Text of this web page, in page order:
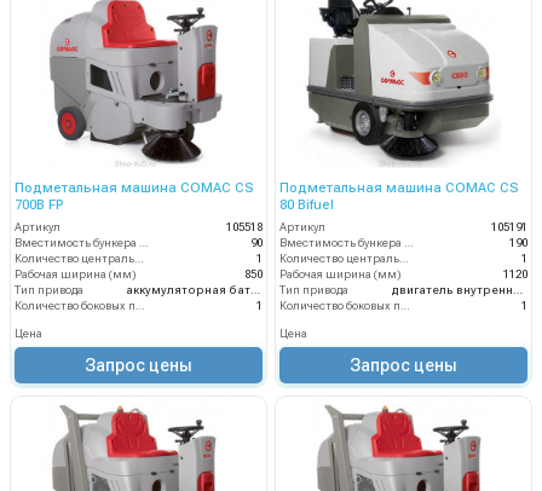
Подметальная машина COMAC CS
700B FP
Артикул
105518
90
1
Рабочая ширина (мм)
850
Тип привода
1
Цена
Запрос цены
Подметальная машина COMAC CS
80 Bifuel
Артикул
105191
190
1
Рабочая ширина (мм)
1120
Тип привода
1
Цена
Запрос цены